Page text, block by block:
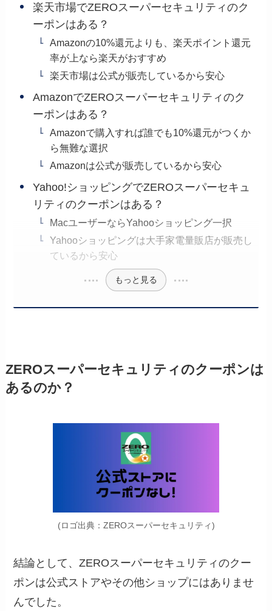
楽天市場でZEROスーパーセキュリティのク
ーポンはある？
Amazonの10%還元よりも、楽天ポイント還元
率が上なら楽天がおすすめ
楽天市場は公式が販売しているから安心
AmazonでZEROスーパーセキュリティのク
ーポンはある？
Amazonで購入すれば誰でも10%還元がつくか
ら無難な選択
Amazonは公式が販売しているから安心
Yahoo!ショッピングでZEROスーパーセキュ
リティのクーポンはある？
MacユーザーならYahooショッピング一択
Yahooショッピングは大手家電量販店が販売し
ているから安心
もっと見る
ZEROスーパーセキュリティのクーポンは
あるのか？
(ロゴ出典：ZEROスーパーセキュリティ)
結論として、ZEROスーパーセキュリティのクー
ポンは公式ストアやその他ショップにはありませ
んでした。